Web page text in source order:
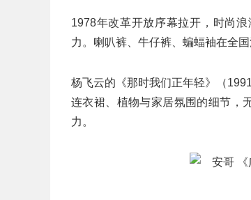
1978年改革开放序幕拉开，时尚
力。喇叭裤、牛仔裤、蝙蝠袖在全
杨飞云的《那时我们正年轻》（
连衣裙、植物与家居氛围的细节，
力。